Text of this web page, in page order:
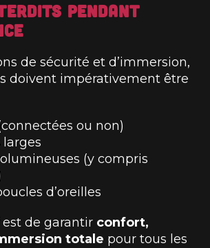
pendant
de sécurité et d’immersion,
doivent impérativement être
ou non)
larges
(y compris
d’oreilles
de garantir confort,
totale pour tous les